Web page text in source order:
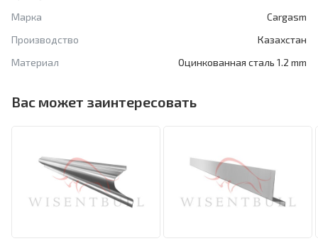
Марка
Cargasm
Производство
Казахстан
Материал
Оцинкованная сталь 1.2 mm
Вас может заинтересовать